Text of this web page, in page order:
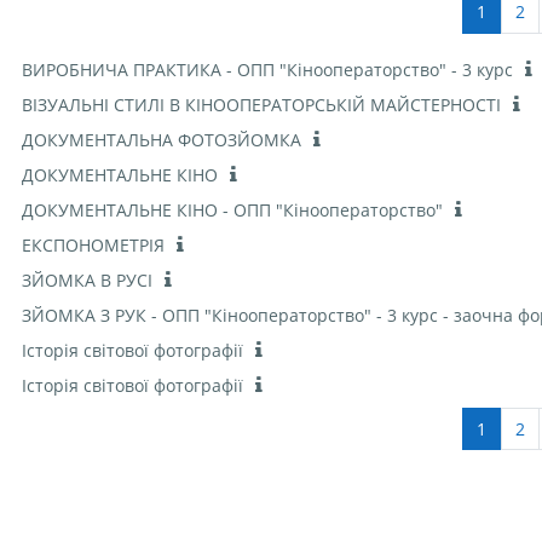
1 2
ВИРОБНИЧА ПРАКТИКА - ОПП "Кінооператорство" - 3 курс
ВІЗУАЛЬНІ СТИЛІ В КІНООПЕРАТОРСЬКІЙ МАЙСТЕРНОСТІ
ДОКУМЕНТАЛЬНА ФОТОЗЙОМКА
ДОКУМЕНТАЛЬНЕ КІНО
ДОКУМЕНТАЛЬНЕ КІНО - ОПП "Кінооператорство"
ЕКСПОНОМЕТРІЯ
ЗЙОМКА В РУСІ
ЗЙОМКА З РУК - ОПП "Кінооператорство" - 3 курс - заочна
Історія світової фотографії
Історія світової фотографії
1
2